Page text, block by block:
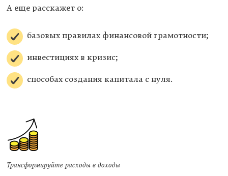
А еще расскажет о:
базовых правилах финансовой грамотности;
инвестициях в кризис;
способах создания капитала с нуля.
Трансформируйте расходы в доходы